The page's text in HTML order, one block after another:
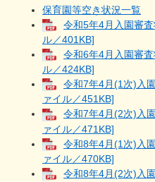
保育園等空き状況一覧
令和5年4月入園審
ル／401KB]
令和6年4月入園審
ル／424KB]
令和7年4月(1次)入
ァイル／451KB]
令和7年4月(2次)入
ァイル／471KB]
令和8年4月(1次)入
ァイル／470KB]
令和8年4月(2次)入